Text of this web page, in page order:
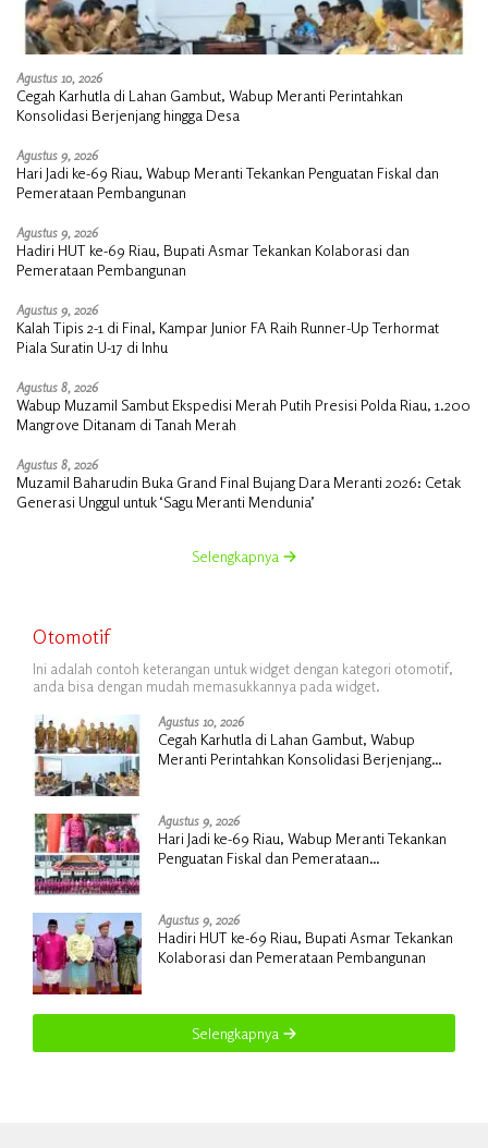
Agustus 10, 2026
Cegah Karhutla di Lahan Gambut, Wabup Meranti Perintahkan
Konsolidasi Berjenjang hingga Desa
Agustus 9, 2026
Hari Jadi ke-69 Riau, Wabup Meranti Tekankan Penguatan Fiskal dan
Pemerataan Pembangunan
Agustus 9, 2026
Hadiri HUT ke-69 Riau, Bupati Asmar Tekankan Kolaborasi dan
Pemerataan Pembangunan
Agustus 9, 2026
Kalah Tipis 2-1 di Final, Kampar Junior FA Raih Runner-Up Terhormat
Piala Suratin U-17 di Inhu
Agustus 8, 2026
Wabup Muzamil Sambut Ekspedisi Merah Putih Presisi Polda Riau, 1.200
Mangrove Ditanam di Tanah Merah
Agustus 8, 2026
Muzamil Baharudin Buka Grand Final Bujang Dara Meranti 2026: Cetak
Generasi Unggul untuk ‘Sagu Meranti Mendunia’
Selengkapnya
Otomotif
Ini adalah contoh keterangan untuk widget dengan kategori otomotif,
anda bisa dengan mudah memasukkannya pada widget.
Agustus 10, 2026
Cegah Karhutla di Lahan Gambut, Wabup
Meranti Perintahkan Konsolidasi Berjenjang
Agustus 9, 2026
Hari Jadi ke-69 Riau, Wabup Meranti Tekankan
Penguatan Fiskal dan Pemerataan
Agustus 9, 2026
Hadiri HUT ke-69 Riau, Bupati Asmar Tekankan
Kolaborasi dan Pemerataan Pembangunan
Selengkapnya